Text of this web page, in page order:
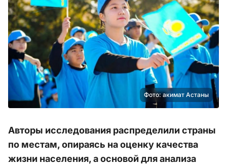
Фото: акимат Астаны
Авторы исследования распределили страны
по местам, опираясь на оценку качества
жизни населения, а основой для анализа